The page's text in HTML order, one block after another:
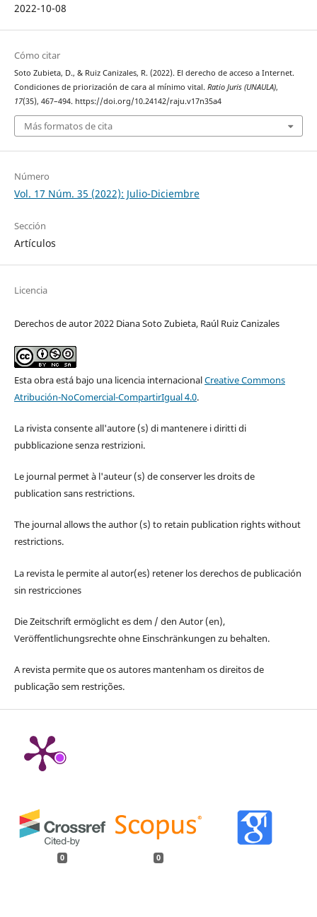
2022-10-08
Cómo citar
Soto Zubieta, D., & Ruiz Canizales, R. (2022). El derecho de acceso a Internet.
Condiciones de priorización de cara al mínimo vital. Ratio Juris (UNAULA),
17(35), 467–494. https://doi.org/10.24142/raju.v17n35a4
Más formatos de cita
Número
Vol. 17 Núm. 35 (2022): Julio-Diciembre
Sección
Artículos
Licencia
Derechos de autor 2022 Diana Soto Zubieta, Raúl Ruiz Canizales
Esta obra está bajo una licencia internacionalCreative Commons
Atribución-NoComercial-CompartirIgual 4.0.
La rivista consente all'autore (s) di mantenere i diritti di
pubblicazione senza restrizioni.
Le journal permet à l'auteur (s) de conserver les droits de
publication sans restrictions.
The journal allows the author (s) to retain publication rights without
restrictions.
La revista le permite al autor(es) retener los derechos de publicación
sin restricciones
Die Zeitschrift ermöglicht es dem / den Autor (en),
Veröffentlichungsrechte ohne Einschränkungen zu behalten.
A revista permite que os autores mantenham os direitos de
publicação sem restrições.
0 0